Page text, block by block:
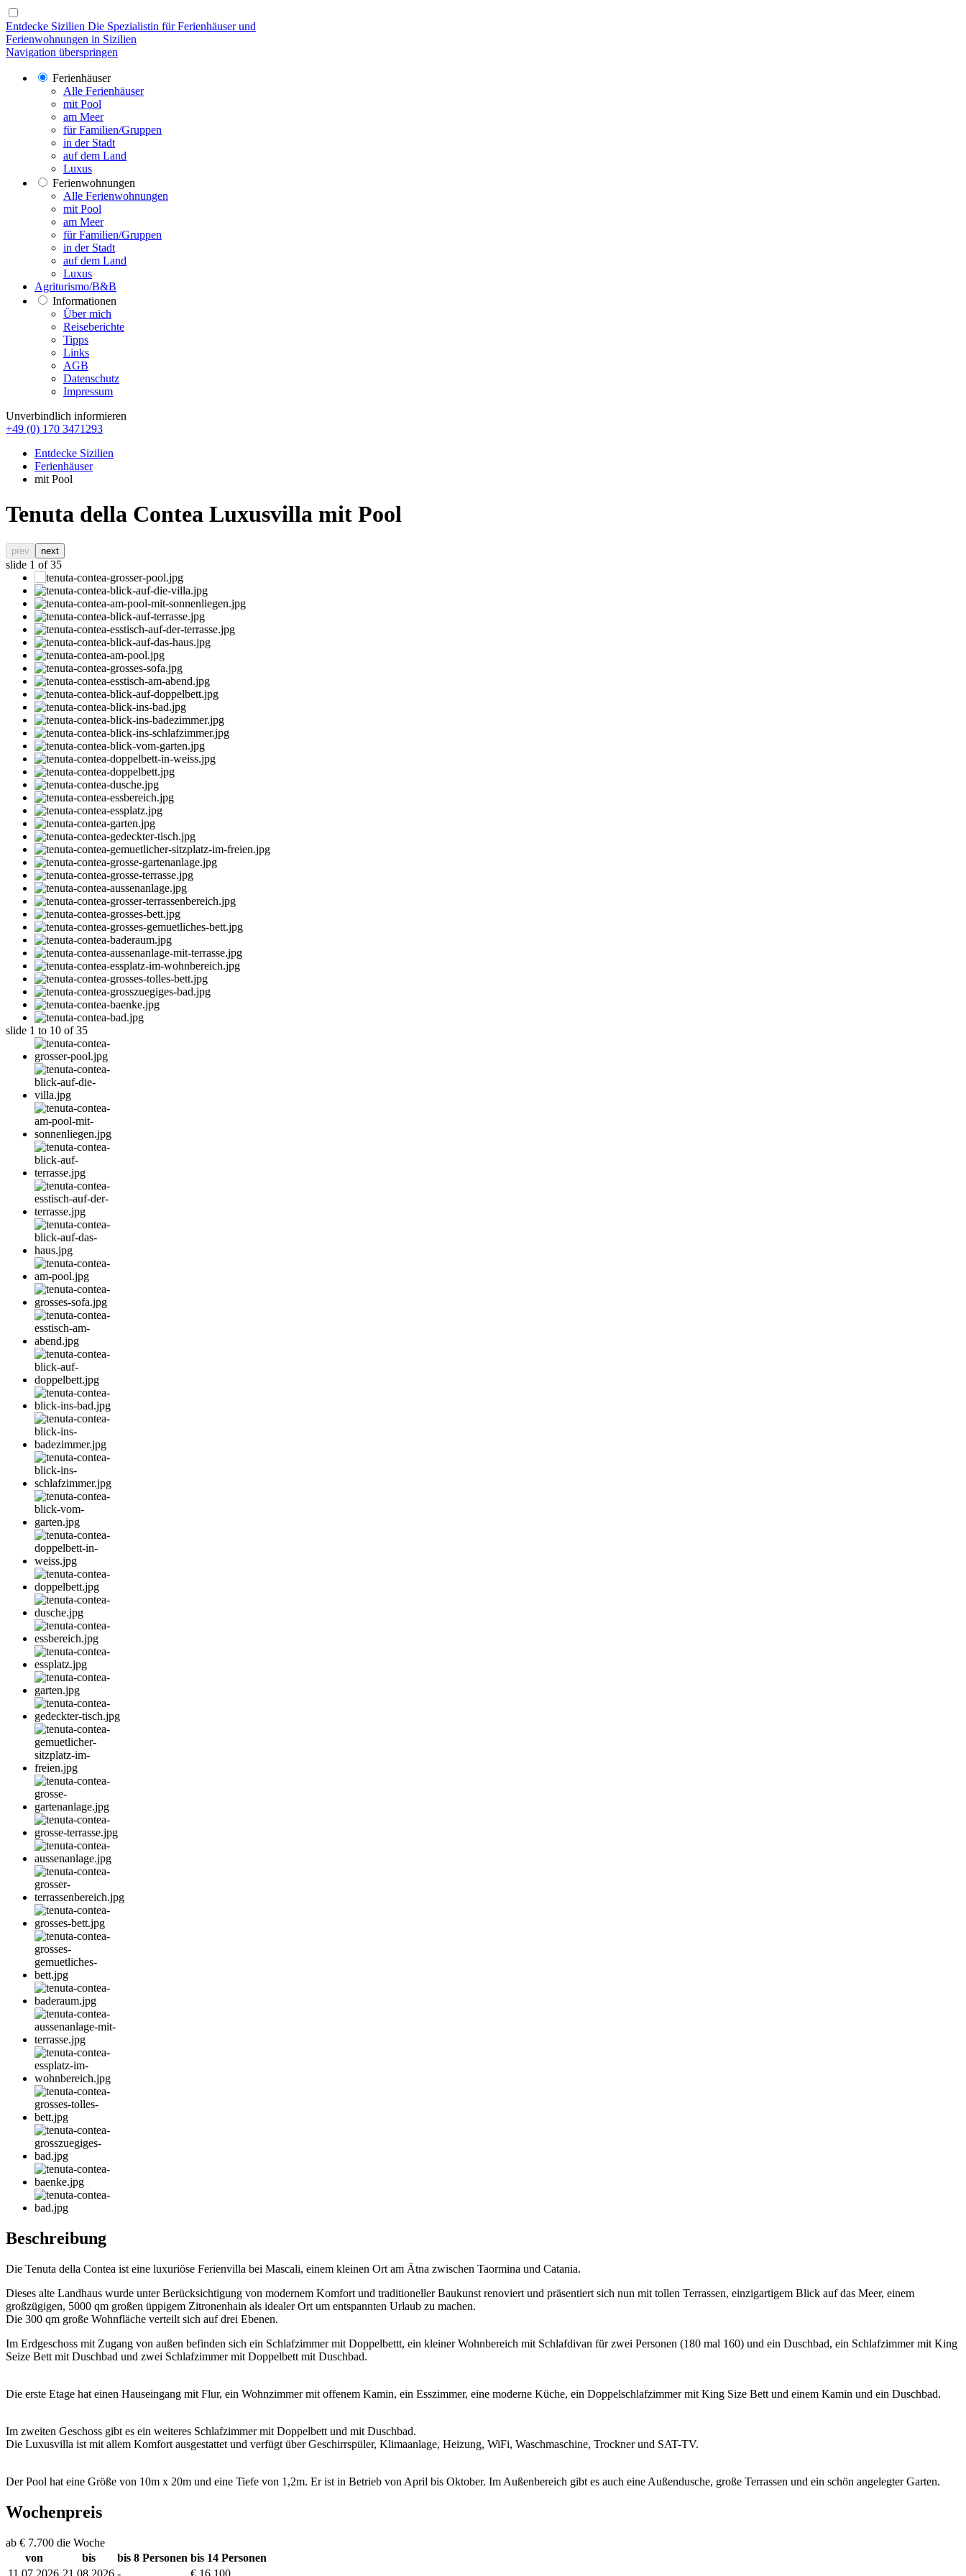
Entdecke Sizilien Die Spezialistin für Ferienhäuser und
Ferienwohnungen in Sizilien
Navigation überspringen
Ferienhäuser
Alle Ferienhäuser
mit Pool
am Meer
für Familien/Gruppen
in der Stadt
auf dem Land
Luxus
Ferienwohnungen
Alle Ferienwohnungen
mit Pool
am Meer
für Familien/Gruppen
in der Stadt
auf dem Land
Luxus
Agriturismo/B&B
Informationen
Über mich
Reiseberichte
Tipps
Links
AGB
Datenschutz
Impressum
Unverbindlich informieren
+49 (0) 170 3471293
Entdecke Sizilien
Ferienhäuser
mit Pool
Tenuta della Contea Luxusvilla mit Pool
prev next
slide 1 of 35
slide 1 to 10 of 35
Beschreibung
Die Tenuta della Contea ist eine luxuriöse Ferienvilla bei Mascali, einem kleinen Ort am Ätna zwischen Taormina und Catania.
Dieses alte Landhaus wurde unter Berücksichtigung von modernem Komfort und traditioneller Baukunst renoviert und präsentiert sich nun mit tollen Terrassen, einzigartigem Blick auf das Meer, einem
großzügigen, 5000 qm großen üppigem Zitronenhain als idealer Ort um entspannten Urlaub zu machen.
Die 300 qm große Wohnfläche verteilt sich auf drei Ebenen.
Im Erdgeschoss mit Zugang von außen befinden sich ein Schlafzimmer mit Doppelbettt, ein kleiner Wohnbereich mit Schlafdivan für zwei Personen (180 mal 160) und ein Duschbad, ein Schlafzimmer mit King
Seize Bett mit Duschbad und zwei Schlafzimmer mit Doppelbett mit Duschbad.
Die erste Etage hat einen Hauseingang mit Flur, ein Wohnzimmer mit offenem Kamin, ein Esszimmer, eine moderne Küche, ein Doppelschlafzimmer mit King Size Bett und einem Kamin und ein Duschbad.
Im zweiten Geschoss gibt es ein weiteres Schlafzimmer mit Doppelbett und mit Duschbad.
Die Luxusvilla ist mit allem Komfort ausgestattet und verfügt über Geschirrspüler, Klimaanlage, Heizung, WiFi, Waschmaschine, Trockner und SAT-TV.
Der Pool hat eine Größe von 10m x 20m und eine Tiefe von 1,2m. Er ist in Betrieb von April bis Oktober. Im Außenbereich gibt es auch eine Außendusche, große Terrassen und ein schön angelegter Garten.
Wochenpreis
ab € 7.700 die Woche
von
bis bis 8 Personen bis 14 Personen
11.07.2026 21.08.2026 - € 16.100